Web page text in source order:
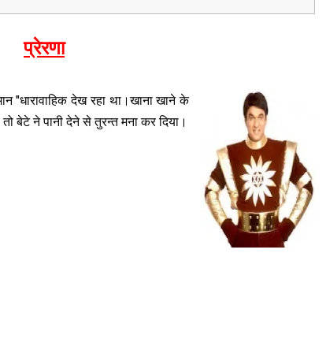
प्रेरणा
"धारावाहिक देख रहा था।खाना खाने के
बेटे ने पानी देने से तुरन्त मना कर दिया।